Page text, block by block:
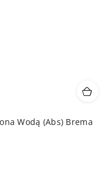
Wodą (Abs) Brema